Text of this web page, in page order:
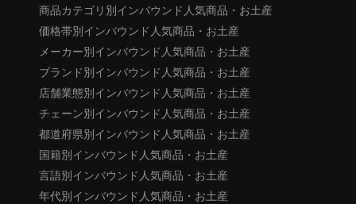
商品カテゴリ別インバウンド人気商品・お土産
価格帯別インバウンド人気商品・お土産
メーカー別インバウンド人気商品・お土産
ブランド別インバウンド人気商品・お土産
店舗業態別インバウンド人気商品・お土産
チェーン別インバウンド人気商品・お土産
都道府県別インバウンド人気商品・お土産
国籍別インバウンド人気商品・お土産
言語別インバウンド人気商品・お土産
年代別インバウンド人気商品・お土産